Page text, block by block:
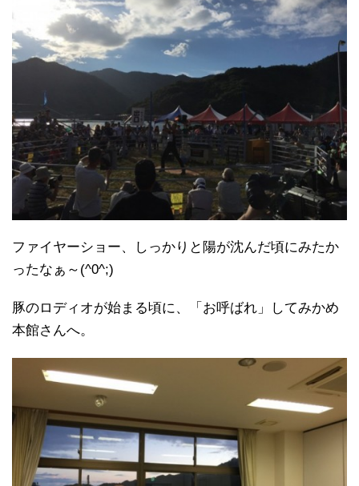
ファイヤーショー、しっかりと陽が沈んだ頃にみたか
ったなぁ～(^0^;)
豚のロディオが始まる頃に、「お呼ばれ」してみかめ
本館さんへ。